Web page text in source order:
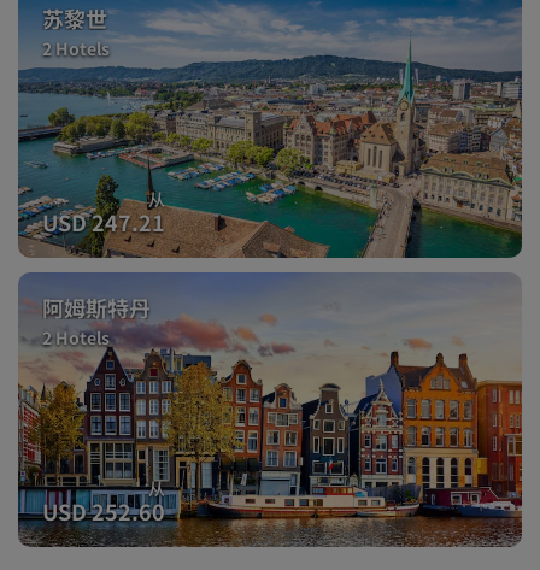
苏黎世
2 Hotels
从
USD 247.21
阿姆斯特丹
2 Hotels
从
USD 252.60